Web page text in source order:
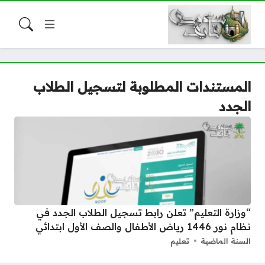
المستندات المطلوبة لتسجيل الطلاب
الجدد
“وزارة التعليم” تعلن رابط تسجيل الطلاب الجدد في
نظام نور 1446 رياض الأطفال والصف الأول ابتدائي
السنة الماضية تعليم